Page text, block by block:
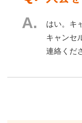
はい。キ
キャンセ
連絡くだ